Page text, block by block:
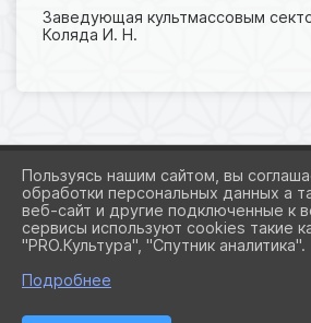
Заведующая культмассовым
Коляда И. Н.
2026 Г. ADMROGOVSKAYA.RU
ВХОД
КАРТА САЙТА
ПОЛИТИКА ОБРАБОТКИ ПЕРСОНАЛЬНЫХ
СДЕЛАНО НА KUBCMS
Пользуясь нашим сайтом, вы
обработки персональных данных а
веб-сайт и другие подключенные к
сервисы используют cookies такие
"PRO.Культура", "Спутник аналитика".
Подробнее